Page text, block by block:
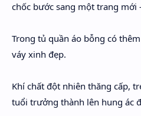
chốc bước sang một trang mới
Trong tủ quần áo bỗng có
váy xinh đẹp.
Khí chất đột nhiên thăng cấp,
tuổi trưởng thành lên hung ác